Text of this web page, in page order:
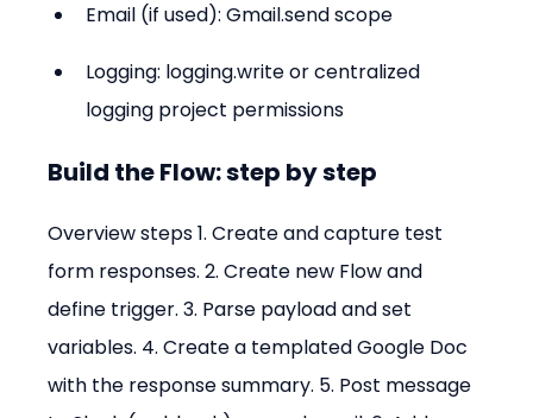
Email (if used): Gmail.send scope
Logging: logging.write or centralized
logging project permissions
Build the Flow: step by step
Overview steps 1. Create and capture test
form responses. 2. Create new Flow and
define trigger. 3. Parse payload and set
variables. 4. Create a templated Google Doc
with the response summary. 5. Post message